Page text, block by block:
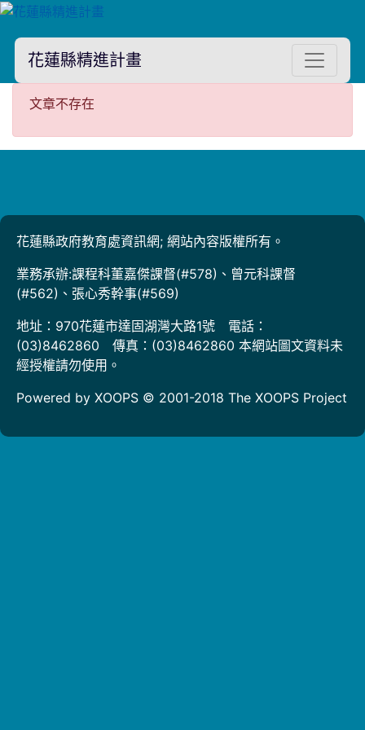
花蓮縣精進計畫
文章不存在
文章不存在
花蓮縣政府教育處資訊網; 網站內容版權所有。
業務承辦:課程科董嘉傑課督(#578)、曾元科課督
(#562)、張心秀幹事(#569)
地址：970花蓮市達固湖灣大路1號 電話：
(03)8462860 傳真：(03)8462860 本網站圖文資料未
經授權請勿使用。
Powered by XOOPS © 2001-2018 The XOOPS Project